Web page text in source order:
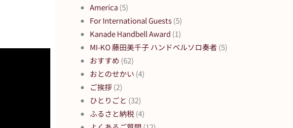
America(5)
For International Guests(5)
Kanade Handbell Award (1)
MI-KO 藤田美千子 ハンドベルソロ奏者(5)
おすすめ (62)
おとのせかい (4)
ご挨拶(2)
ひとりごと (32)
ふるさと納税(4)